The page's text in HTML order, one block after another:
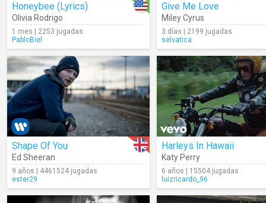
Honeybee (Lyrics)
Olivia Rodrigo
1 mes | 2253 jugadas
PabloBiel
Give Me Love
Miley Cyrus
3 días | 2199 jugadas
selvatica
Shape Of You
Ed Sheeran
9 años | 4461524 jugadas
ester29
Harleys In Hawaii
Katy Perry
6 años | 15504 jugadas
luizricardo_96